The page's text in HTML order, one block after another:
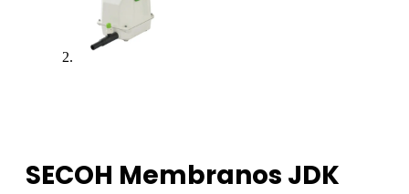
SECOH Membranos JDK